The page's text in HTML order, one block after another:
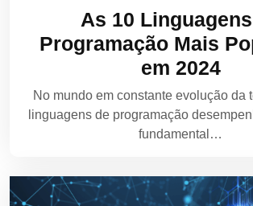
As 10
Programação Mais
em 2024
No mundo em constante evolução da
linguagens de programação
fundamental…